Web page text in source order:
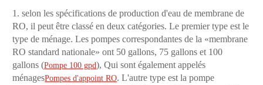
1. selon les spécifications de production d'eau de membrane de
RO, il peut être classé en deux catégories. Le premier type est le
type de ménage. Les pompes correspondantes de la «membrane
RO standard nationale» ont 50 gallons, 75 gallons et 100
gallons (Pompe 100 gpd), Qui sont également appelés
ménagesPompes d'appoint RO. L'autre type est la pompe